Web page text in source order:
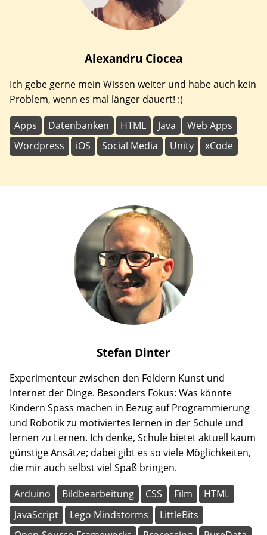
Alexandru Ciocea
Ich gebe gerne mein Wissen weiter und habe auch kein
Problem, wenn es mal länger dauert! :)
Apps Datenbanken HTML Java
Web Apps
Wordpress
iOS Social Media Unity xCode
Stefan Dinter
Experimenteur zwischen den Feldern Kunst und
Internet der Dinge. Besonders Fokus: Was könnte
Kindern Spass machen in Bezug auf Programmierung
und Robotik zu motiviertes lernen in der Schule und
lernen zu Lernen. Ich denke, Schule bietet aktuell kaum
günstige Ansätze; dabei gibt es so viele Möglichkeiten,
die mir auch selbst viel Spaß bringen.
Arduino Bildbearbeitung CSS Film
HTML
JavaScript
Lego Mindstorms
LittleBits